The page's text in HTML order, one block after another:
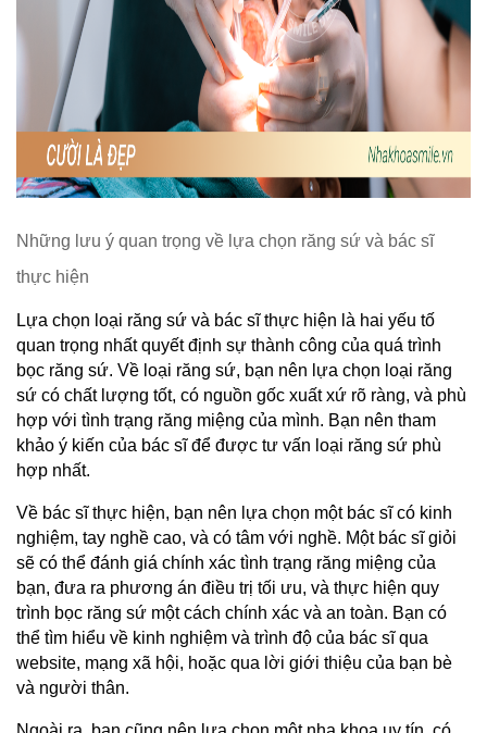
Những lưu ý quan trọng về lựa chọn răng sứ và bác sĩ
thực hiện
Lựa chọn loại răng sứ và bác sĩ thực hiện là hai yếu tố
quan trọng nhất quyết định sự thành công của quá trình
bọc răng sứ. Về loại răng sứ, bạn nên lựa chọn loại răng
sứ có chất lượng tốt, có nguồn gốc xuất xứ rõ ràng, và phù
hợp với tình trạng răng miệng của mình. Bạn nên tham
khảo ý kiến của bác sĩ để được tư vấn loại răng sứ phù
hợp nhất.
Về bác sĩ thực hiện, bạn nên lựa chọn một bác sĩ có kinh
nghiệm, tay nghề cao, và có tâm với nghề. Một bác sĩ giỏi
sẽ có thể đánh giá chính xác tình trạng răng miệng của
bạn, đưa ra phương án điều trị tối ưu, và thực hiện quy
trình bọc răng sứ một cách chính xác và an toàn. Bạn có
thể tìm hiểu về kinh nghiệm và trình độ của bác sĩ qua
website, mạng xã hội, hoặc qua lời giới thiệu của bạn bè
và người thân.